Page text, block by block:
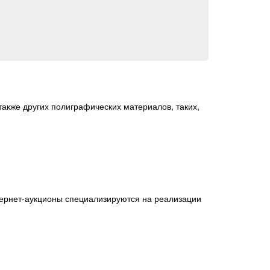
других полиграфических материалов, таких,
аукционы специализируются на реализации